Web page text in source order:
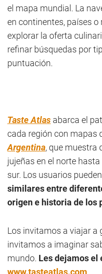
el mapa mundial. La
en continentes, países
explorar la oferta
refinar búsquedas por
puntuación.
Taste Atlas abarca el
cada región con mapas
Argentina, que muestra
jujeñas en el norte
sur. Los usuarios pueden
similares entre
origen e historia de los
Los invitamos a viajar a
invitamos a imaginar
mundo. Les dejamos el
www.tasteatlas.com